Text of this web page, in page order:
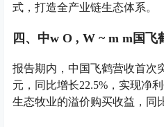
式，打造全产业链生态体系。
四、中w O , W ~ m m 国飞
报告期内，中国飞鹤营收首次
元，同比增长22.5%，实现净
生态牧业的溢价购买收益，同